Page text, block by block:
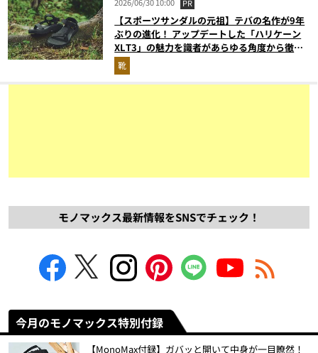
PR
【スポーツサンダルの元祖】テバの名作が9年
ぶりの進化！ アップデートした「ハリケーン
XLT3」の魅力を識者があらゆる角度から徹底
解説！
靴
モノマックス最新情報をSNSでチェック！
今月のモノマックス特別付録
【MonoMax付録】ガバッと開いて中身が一目瞭然！